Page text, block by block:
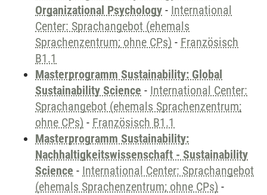
Organizational Psychology - International
Center: Sprachangebot (ehemals
Sprachenzentrum; ohne CPs) - Französisch
B1.1
Masterprogramm Sustainability: Global
Sustainability Science - International Center:
Sprachangebot (ehemals Sprachenzentrum;
ohne CPs) - Französisch B1.1
Masterprogramm Sustainability:
Nachhaltigkeitswissenschaft - Sustainability
Science - International Center: Sprachangebot
(ehemals Sprachenzentrum; ohne CPs) -